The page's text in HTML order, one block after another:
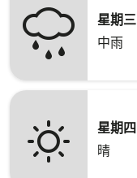
星期三
中雨
星期四
晴